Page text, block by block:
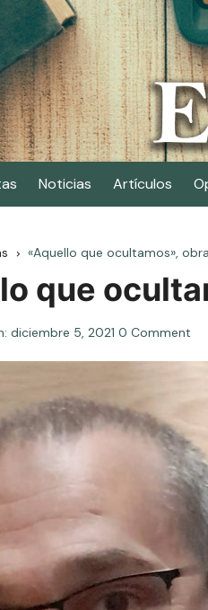
de los escritores
Noticias Artículos
«Aquello que ocultamos»,
que
diciembre 5, 2021 0 Comment